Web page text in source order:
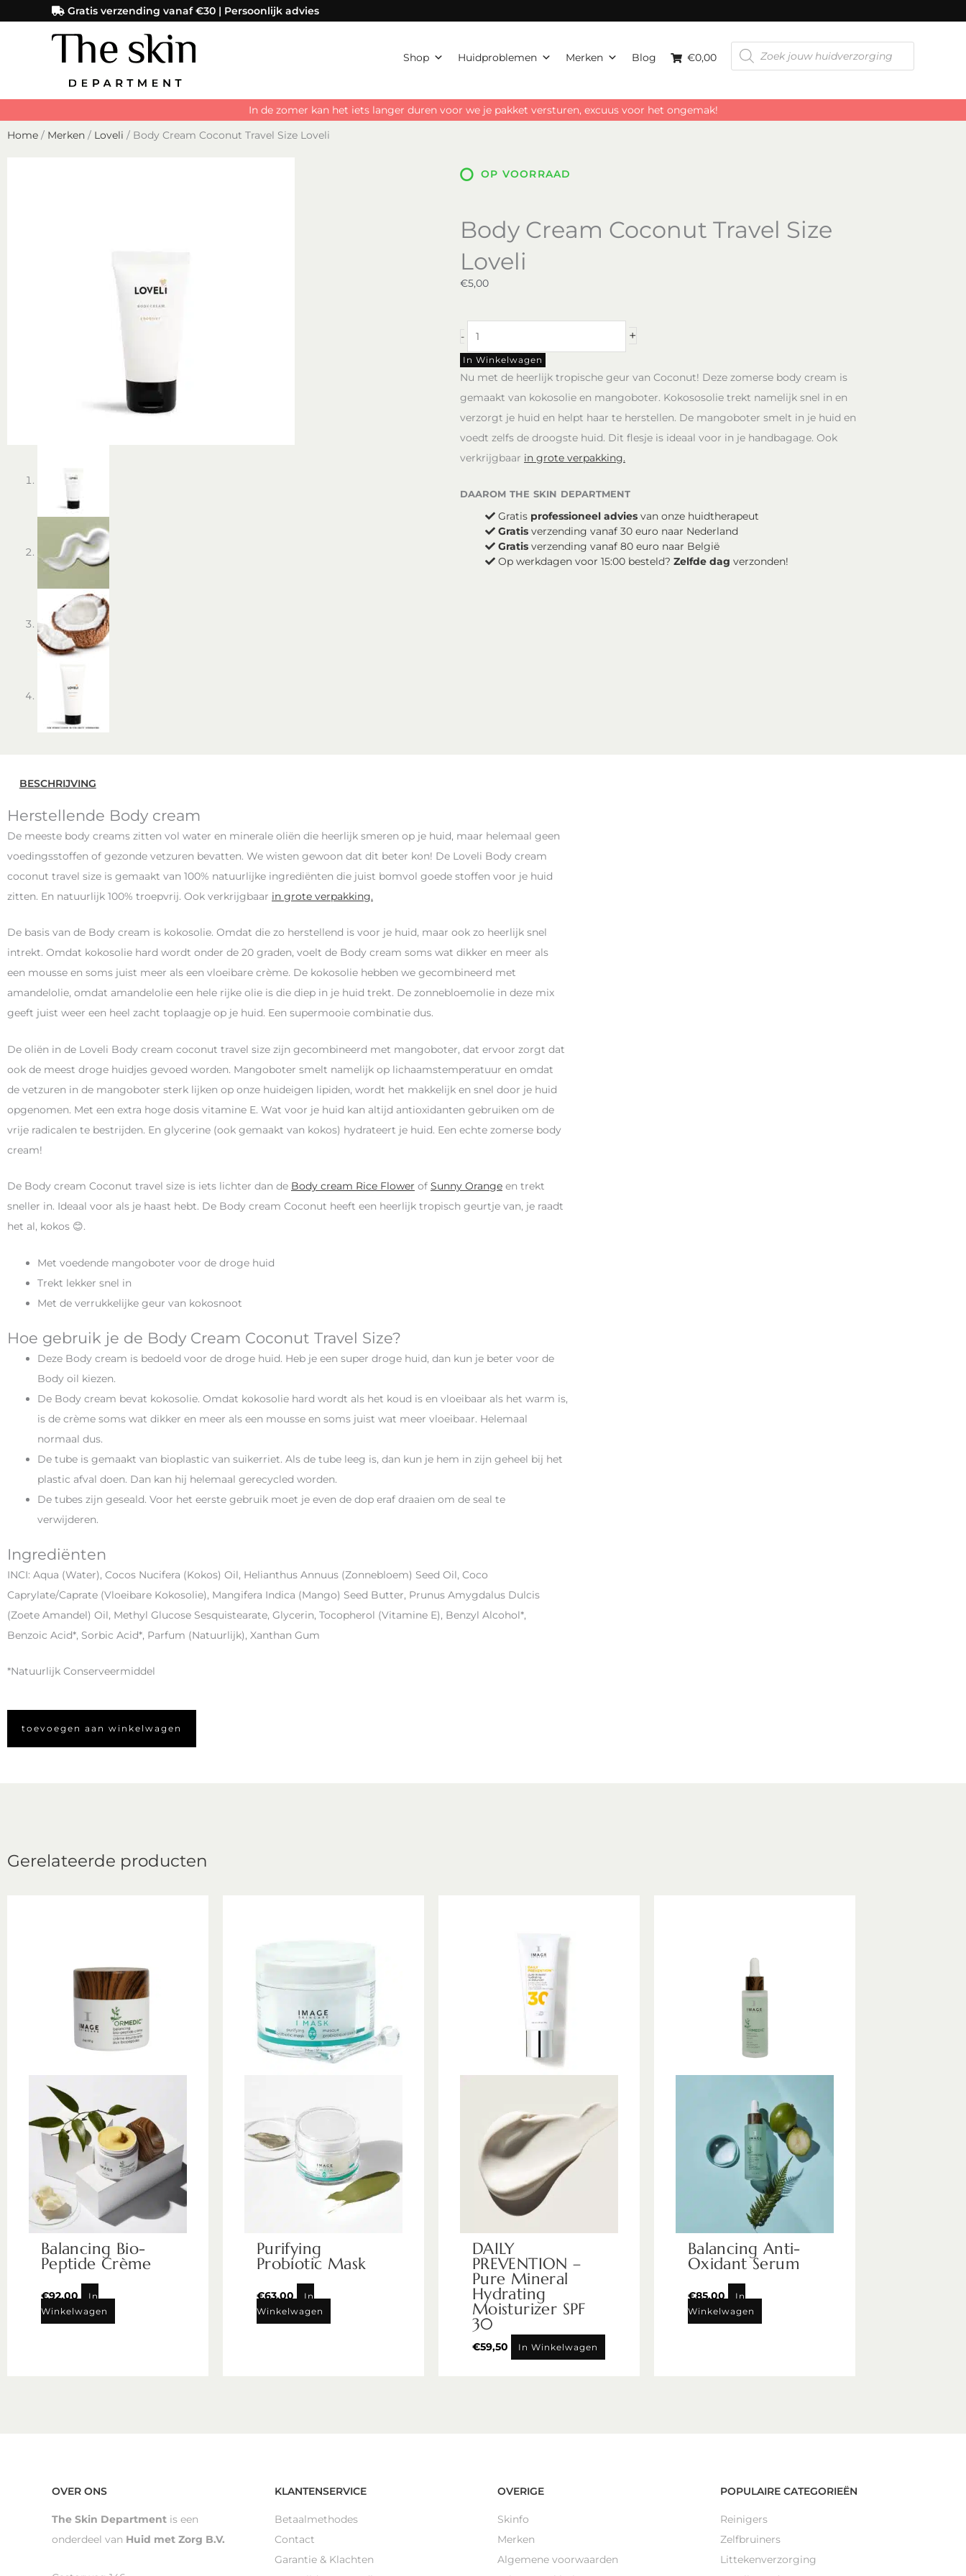
naar
Gratis verzending vanaf €30 | Persoonlijk advies
Shop Huidproblemen Merken Blog €0,00
Producten
zoeken
In de zomer kan het iets langer duren voor we je pakket versturen, excuus voor het ongemak!
Home / Merken / Loveli / Body Cream Coconut Travel Size Loveli
OP VOORRAAD
Body Cream Coconut Travel Size
Loveli
€5,00
-
Cream
Coconut
Travel
Loveli
aantal
+
In Winkelwagen
Nu met de heerlijk tropische geur van Coconut! Deze zomerse body cream is
gemaakt van kokosolie en mangoboter. Kokososolie trekt namelijk snel in en
verzorgt je huid en helpt haar te herstellen. De mangoboter smelt in je huid en
voedt zelfs de droogste huid. Dit flesje is ideaal voor in je handbagage. Ook
verkrijgbaar in grote verpakking.
daarom the skin department
Gratis professioneel advies van onze huidtherapeut
Gratis verzending vanaf 30 euro naar Nederland
Gratis verzending vanaf 80 euro naar België
Op werkdagen voor 15:00 besteld? Zelfde dag verzonden!
BESCHRIJVING
Herstellende Body cream
De meeste body creams zitten vol water en minerale oliën die heerlijk smeren op je huid, maar helemaal geen
voedingsstoffen of gezonde vetzuren bevatten. We wisten gewoon dat dit beter kon! De Loveli Body cream
coconut travel size is gemaakt van 100% natuurlijke ingrediënten die juist bomvol goede stoffen voor je huid
zitten. En natuurlijk 100% troepvrij. Ook verkrijgbaar in grote verpakking.
De basis van de Body cream is kokosolie. Omdat die zo herstellend is voor je huid, maar ook zo heerlijk snel
intrekt. Omdat kokosolie hard wordt onder de 20 graden, voelt de Body cream soms wat dikker en meer als
een mousse en soms juist meer als een vloeibare crème. De kokosolie hebben we gecombineerd met
amandelolie, omdat amandelolie een hele rijke olie is die diep in je huid trekt. De zonnebloemolie in deze mix
geeft juist weer een heel zacht toplaagje op je huid. Een supermooie combinatie dus.
De oliën in de Loveli Body cream coconut travel size zijn gecombineerd met mangoboter, dat ervoor zorgt dat
ook de meest droge huidjes gevoed worden. Mangoboter smelt namelijk op lichaamstemperatuur en omdat
de vetzuren in de mangoboter sterk lijken op onze huideigen lipiden, wordt het makkelijk en snel door je huid
opgenomen. Met een extra hoge dosis vitamine E. Wat voor je huid kan altijd antioxidanten gebruiken om de
vrije radicalen te bestrijden. En glycerine (ook gemaakt van kokos) hydrateert je huid. Een echte zomerse body
cream!
De Body cream Coconut travel size is iets lichter dan de Body cream Rice Flower of Sunny Orange en trekt
sneller in. Ideaal voor als je haast hebt. De Body cream Coconut heeft een heerlijk tropisch geurtje van, je raadt
het al, kokos 😊.
Met voedende mangoboter voor de droge huid
Trekt lekker snel in
Met de verrukkelijke geur van kokosnoot
Hoe gebruik je de Body Cream Coconut Travel Size?
Deze Body cream is bedoeld voor de droge huid. Heb je een super droge huid, dan kun je beter voor de
Body oil kiezen.
De Body cream bevat kokosolie. Omdat kokosolie hard wordt als het koud is en vloeibaar als het warm is,
is de crème soms wat dikker en meer als een mousse en soms juist wat meer vloeibaar. Helemaal
normaal dus.
De tube is gemaakt van bioplastic van suikerriet. Als de tube leeg is, dan kun je hem in zijn geheel bij het
plastic afval doen. Dan kan hij helemaal gerecycled worden.
De tubes zijn geseald. Voor het eerste gebruik moet je even de dop eraf draaien om de seal te
verwijderen.
Ingrediënten
INCI: Aqua (Water), Cocos Nucifera (Kokos) Oil, Helianthus Annuus (Zonnebloem) Seed Oil, Coco
Caprylate/Caprate (Vloeibare Kokosolie), Mangifera Indica (Mango) Seed Butter, Prunus Amygdalus Dulcis
(Zoete Amandel) Oil, Methyl Glucose Sesquistearate, Glycerin, Tocopherol (Vitamine E), Benzyl Alcohol*,
Benzoic Acid*, Sorbic Acid*, Parfum (Natuurlijk), Xanthan Gum
*Natuurlijk Conserveermiddel
toevoegen aan winkelwagen
Gerelateerde producten
Balancing Bio-
Peptide Crème
€92,00
In
Winkelwagen
Purifying
Probiotic Mask
€63,00
In
Winkelwagen
DAILY
PREVENTION –
Pure Mineral
Hydrating
Moisturizer SPF
30
€59,50 In Winkelwagen
Balancing Anti-
Oxidant Serum
€85,00
In
Winkelwagen
OVER ONS
The Skin Department is een
onderdeel van Huid met Zorg B.V.
KLANTENSERVICE
Betaalmethodes
Contact
Garantie & Klachten
OVERIGE
Skinfo
Merken
Algemene voorwaarden
POPULAIRE CATEGORIEËN
Reinigers
Zelfbruiners
Littekenverzorging
aantal